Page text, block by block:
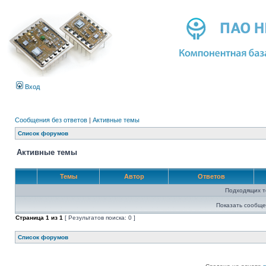
Вход
Сообщения без ответов | Активные темы
Список форумов
Активные темы
Темы Автор Ответов
Подходящих
Показать
Страница 1 из 1 [ Результатов поиска: 0 ]
Список форумов